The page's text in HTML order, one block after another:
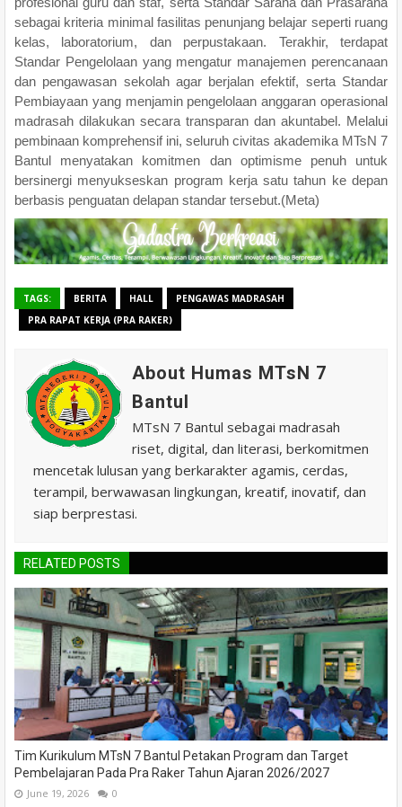
sebagai kriteria minimal fasilitas penunjang belajar seperti ruang
kelas, laboratorium, dan perpustakaan. Terakhir, terdapat
Standar Pengelolaan yang mengatur manajemen perencanaan
dan pengawasan sekolah agar berjalan efektif, serta Standar
Pembiayaan yang menjamin pengelolaan anggaran operasional
madrasah dilakukan secara transparan dan akuntabel. Melalui
pembinaan komprehensif ini, seluruh civitas akademika MTsN 7
Bantul menyatakan komitmen dan optimisme penuh untuk
bersinergi menyukseskan program kerja satu tahun ke depan
berbasis penguatan delapan standar tersebut.(Meta)
TAGS: BERITA HALL
PENGAWAS MADRASAH
PRA RAPAT KERJA (PRA RAKER)
About Humas MTsN 7
Bantul
MTsN 7 Bantul sebagai madrasah
riset, digital, dan literasi, berkomitmen
mencetak lulusan yang berkarakter agamis, cerdas,
terampil, berwawasan lingkungan, kreatif, inovatif, dan
siap berprestasi.
RELATED POSTS
Tim Kurikulum MTsN 7 Bantul Petakan Program dan Target
Pembelajaran Pada Pra Raker Tahun Ajaran 2026/2027
June 19, 2026 0